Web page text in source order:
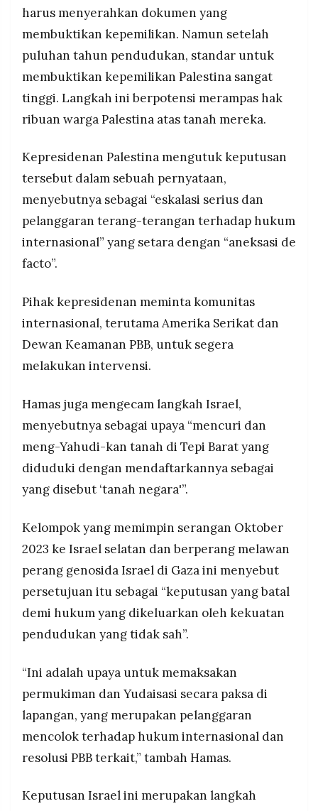
harus menyerahkan dokumen yang
membuktikan kepemilikan. Namun setelah
puluhan tahun pendudukan, standar untuk
membuktikan kepemilikan Palestina sangat
tinggi. Langkah ini berpotensi merampas hak
ribuan warga Palestina atas tanah mereka.
Kepresidenan Palestina mengutuk keputusan
tersebut dalam sebuah pernyataan,
menyebutnya sebagai “eskalasi serius dan
pelanggaran terang-terangan terhadap hukum
internasional” yang setara dengan “aneksasi de
facto”.
Pihak kepresidenan meminta komunitas
internasional, terutama Amerika Serikat dan
Dewan Keamanan PBB, untuk segera
melakukan intervensi.
Hamas juga mengecam langkah Israel,
menyebutnya sebagai upaya “mencuri dan
meng-Yahudi-kan tanah di Tepi Barat yang
diduduki dengan mendaftarkannya sebagai
yang disebut ‘tanah negara'”.
Kelompok yang memimpin serangan Oktober
2023 ke Israel selatan dan berperang melawan
perang genosida Israel di Gaza ini menyebut
persetujuan itu sebagai “keputusan yang batal
demi hukum yang dikeluarkan oleh kekuatan
pendudukan yang tidak sah”.
“Ini adalah upaya untuk memaksakan
permukiman dan Yudaisasi secara paksa di
lapangan, yang merupakan pelanggaran
mencolok terhadap hukum internasional dan
resolusi PBB terkait,” tambah Hamas.
Keputusan Israel ini merupakan langkah